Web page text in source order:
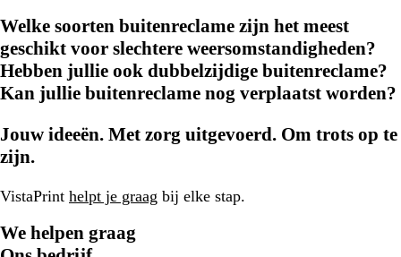
Welke soorten buitenreclame zijn het meest
geschikt voor slechtere weersomstandigheden?
Hebben jullie ook dubbelzijdige buitenreclame?
Kan jullie buitenreclame nog verplaatst worden?
Jouw ideeën. Met zorg uitgevoerd. Om trots op te
zijn.
VistaPrint helpt je graag bij elke stap.
We helpen graag